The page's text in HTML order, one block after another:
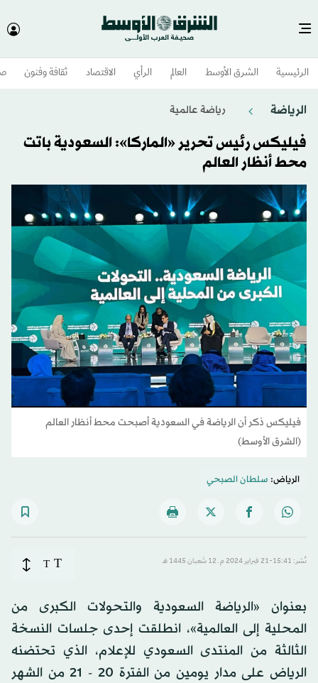
الرئيسية الشرق الأوسط​ العالم الرأي الاقتصاد ثقافة وفنون
الرياضة رياضة عالمية
فيليكس رئيس تحرير «الماركا»: السعودية باتت
محط أنظار العالم
فيليكس ذكر أن الرياضة في السعودية أصبحت محط أنظار العالم
(الشرق الأوسط)
الرياض: سلطان الصبحي
نُشر: 15:41-21 فبراير 2024 م ـ 12 شَعبان 1445 هـ T
T
بعنوان «الرياضة السعودية والتحولات الكبرى من
المحلية إلى العالمية»، انطلقت إحدى جلسات النسخة
الثالثة من المنتدى السعودي للإعلام، الذي تحتضنه
الرياض على مدار يومين من الفترة 20 - 21 من الشهر